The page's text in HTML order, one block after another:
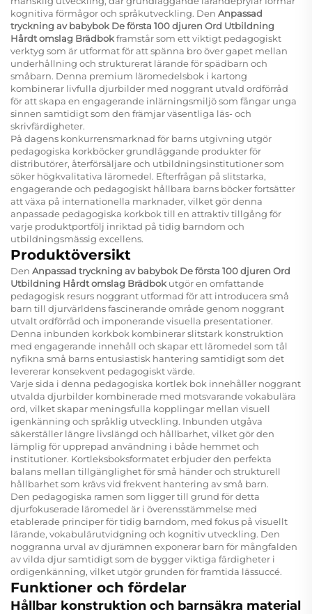
kognitiva förmågor och språkutveckling. Den Anpassad
tryckning av babybok De första 100 djuren Ord Utbildning
Hårdt omslag Brädbokframstår som ett viktigt pedagogiskt
verktyg som är utformat för att spänna bro över gapet mellan
underhållning och strukturerat lärande för spädbarn och
småbarn. Denna premium läromedelsbok i kartong
kombinerar livfulla djurbilder med noggrant utvald ordförråd
för att skapa en engagerande inlärningsmiljö som fångar unga
sinnen samtidigt som den främjar väsentliga läs- och
skrivfärdigheter.
På dagens konkurrensmarknad för barns utgivning utgör
pedagogiska korkböcker grundläggande produkter för
distributörer, återförsäljare och utbildningsinstitutioner som
söker högkvalitativa läromedel. Efterfrågan på slitstarka,
engagerande och pedagogiskt hållbara barns böcker fortsätter
att växa på internationella marknader, vilket gör denna
anpassade pedagogiska korkbok till en attraktiv tillgång för
varje produktportfölj inriktad på tidig barndom och
utbildningsmässig excellens.
Produktöversikt
Den Anpassad tryckning av babybok De första 100 djuren Ord
Utbildning Hårdt omslag Brädbok utgör en omfattande
pedagogisk resurs noggrant utformad för att introducera små
barn till djurvärldens fascinerande område genom noggrant
utvalt ordförråd och imponerande visuella presentationer.
Denna inbunden korkbok kombinerar slitstark konstruktion
med engagerande innehåll och skapar ett läromedel som tål
nyfikna små barns entusiastisk hantering samtidigt som det
levererar konsekvent pedagogiskt värde.
Varje sida i denna pedagogiska kortlek bok innehåller noggrant
utvalda djurbilder kombinerade med motsvarande vokabulära
ord, vilket skapar meningsfulla kopplingar mellan visuell
igenkänning och språklig utveckling. Inbunden utgåva
säkerställer längre livslängd och hållbarhet, vilket gör den
lämplig för upprepad användning i både hemmet och
institutioner. Kortleksboksformatet erbjuder den perfekta
balans mellan tillgänglighet för små händer och strukturell
hållbarhet som krävs vid frekvent hantering av små barn.
Den pedagogiska ramen som ligger till grund för detta
djurfokuserade läromedel är i överensstämmelse med
etablerade principer för tidig barndom, med fokus på visuellt
lärande, vokabulärutvidgning och kognitiv utveckling. Den
noggranna urval av djurämnen exponerar barn för mångfalden
av vilda djur samtidigt som de bygger viktiga färdigheter i
ordigenkänning, vilket utgör grunden för framtida lässuccé.
Funktioner och fördelar
Hållbar konstruktion och barnsäkra material